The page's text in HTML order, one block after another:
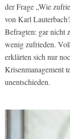
der Frage „Wie
von Karl
Befragten: gar nicht
wenig zufrieden.
erklärten sich nur
Krisenmanagement
unentschieden.